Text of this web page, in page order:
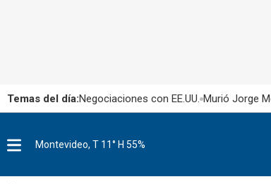
Temas del día:Negociaciones con EE.UU. Murió Jorge
u
Montevideo, T 11° H 55%